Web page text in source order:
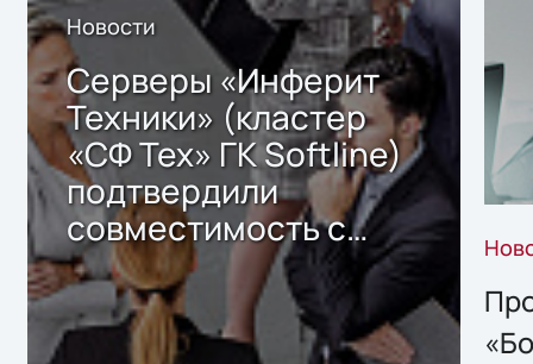
Новости
Серверы «Инферит
Техники» (кластер
«СФ Тех» ГК Softline)
подтвердили
совместимость с
решением Sharx
Storage 2.x для
хранения данных